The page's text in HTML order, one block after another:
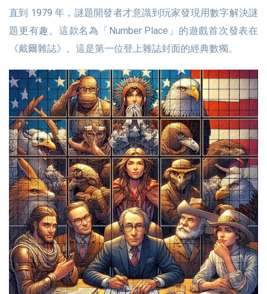
直到 1979 年，謎題開發者才意識到玩家發現用數字解決謎
題更有趣。這款名為「Number Place」的遊戲首次發表在
《戴爾雜誌》。這是第一位登上雜誌封面的經典數獨。